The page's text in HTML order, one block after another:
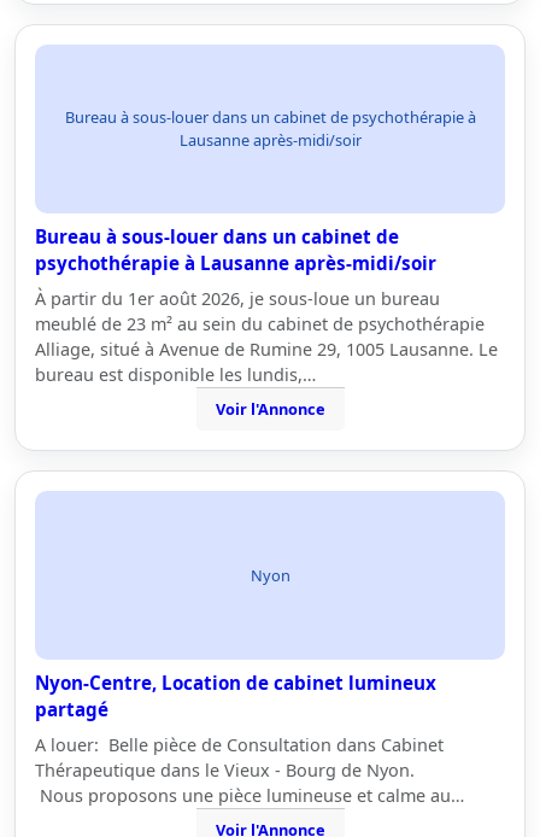
Bureau à sous-louer dans un cabinet de psychothérapie à
Lausanne après-midi/soir
Bureau à sous-louer dans un cabinet de
psychothérapie à Lausanne après-midi/soir
À partir du 1er août 2026, je sous-loue un bureau
meublé de 23 m² au sein du cabinet de psychothérapie
Alliage, situé à Avenue de Rumine 29, 1005 Lausanne. Le
bureau est disponible les lundis,…
Voir l'Annonce
Nyon
Nyon-Centre, Location de cabinet lumineux
partagé
A louer: Belle pièce de Consultation dans Cabinet
Thérapeutique dans le Vieux - Bourg de Nyon.
Nous proposons une pièce lumineuse et calme au…
Voir l'Annonce